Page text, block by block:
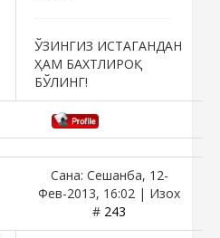
ЎЗИНГИЗ ИСТАГАНДАН
ҲАМ БАХТЛИРОҚ
БЎЛИНГ!
Сана: Сешанба, 12-
Фев-2013, 16:02 | Изох
# 243